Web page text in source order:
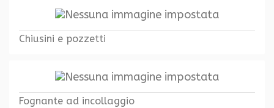
Chiusini e pozzetti
Fognante ad incollaggio